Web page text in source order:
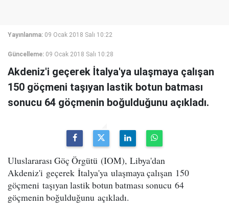
Yayınlanma: 09 Ocak 2018 Salı 10:22
Güncelleme: 09 Ocak 2018 Salı 10:28
Akdeniz'i geçerek İtalya'ya ulaşmaya çalışan
150 göçmeni taşıyan lastik botun batması
sonucu 64 göçmenin boğulduğunu açıkladı.
Uluslararası Göç Örgütü (IOM), Libya'dan
Akdeniz'i geçerek İtalya'ya ulaşmaya çalışan 150
göçmeni taşıyan lastik botun batması sonucu 64
göçmenin boğulduğunu açıkladı.